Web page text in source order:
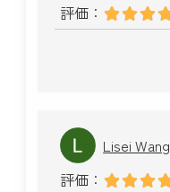
評価：
Lisei Wang
評価：